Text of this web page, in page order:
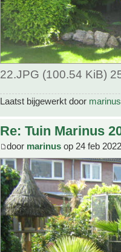
22.JPG (100.54 KiB)
Laatst bijgewerkt door marinus
Re: Tuin Marinus
door marinus op 24 feb